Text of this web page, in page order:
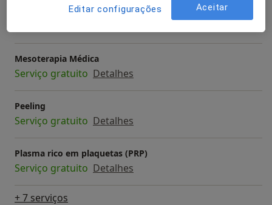
Consulta de Seguimento
Mesoterapia Médica
Serviço gratuito Detalhes
Peeling
Serviço gratuito Detalhes
Plasma rico em plaquetas (PRP)
Serviço gratuito Detalhes
+ 7 serviços
Editar configurações Aceitar